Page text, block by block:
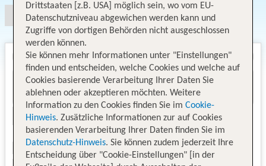
Drittstaaten [z.B. USA] möglich sein, wo vom EU-
Datenschutzniveau abgewichen werden kann und
Zugriffe von dortigen Behörden nicht ausgeschlossen
werden können.
Sie können mehr Informationen unter "Einstellungen"
finden und entscheiden, welche Cookies und welche auf
Cookies basierende Verarbeitung Ihrer Daten Sie
ablehnen oder akzeptieren möchten. Weitere
Information zu den Cookies finden Sie im Cookie-
Hinweis. Zusätzliche Informationen zur auf Cookies
basierenden Verarbeitung Ihrer Daten finden Sie im
Datenschutz-Hinweis. Sie können zudem jederzeit Ihre
Entscheidung über "Cookie-Einstellungen" [in der